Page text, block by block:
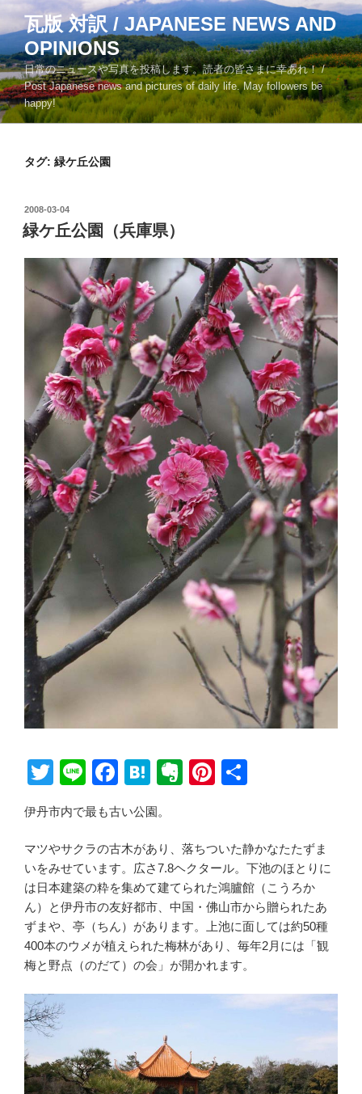
ン
ン
ツ
へ
ス
瓦版 対訳 / JAPANESE NEWS AND
OPINIONS
日常のニュースや写真を投稿します。読者の皆さまに幸あれ！ /
Post Japanese news and pictures of daily life. May followers be
happy!
タグ: 緑ケ丘公園
投
稿
日:
2008-03-04
緑ケ丘公園（兵庫県）
T
wi
tt
er
Li
e
F
c
e
b
o
o
k
H
e
n
a
E
n
ot
e
Pi
e
st
伊丹市内で最も古い公園。
マツやサクラの古木があり、落ちついた静かなたたずま
いをみせています。広さ7.8ヘクタール。下池のほとりに
は日本建築の粋を集めて建てられた鴻臚館（こうろか
ん）と伊丹市の友好都市、中国・佛山市から贈られたあ
ずまや、亭（ちん）があります。上池に面しては約50種
400本のウメが植えられた梅林があり、毎年2月には「観
梅と野点（のだて）の会」が開かれます。